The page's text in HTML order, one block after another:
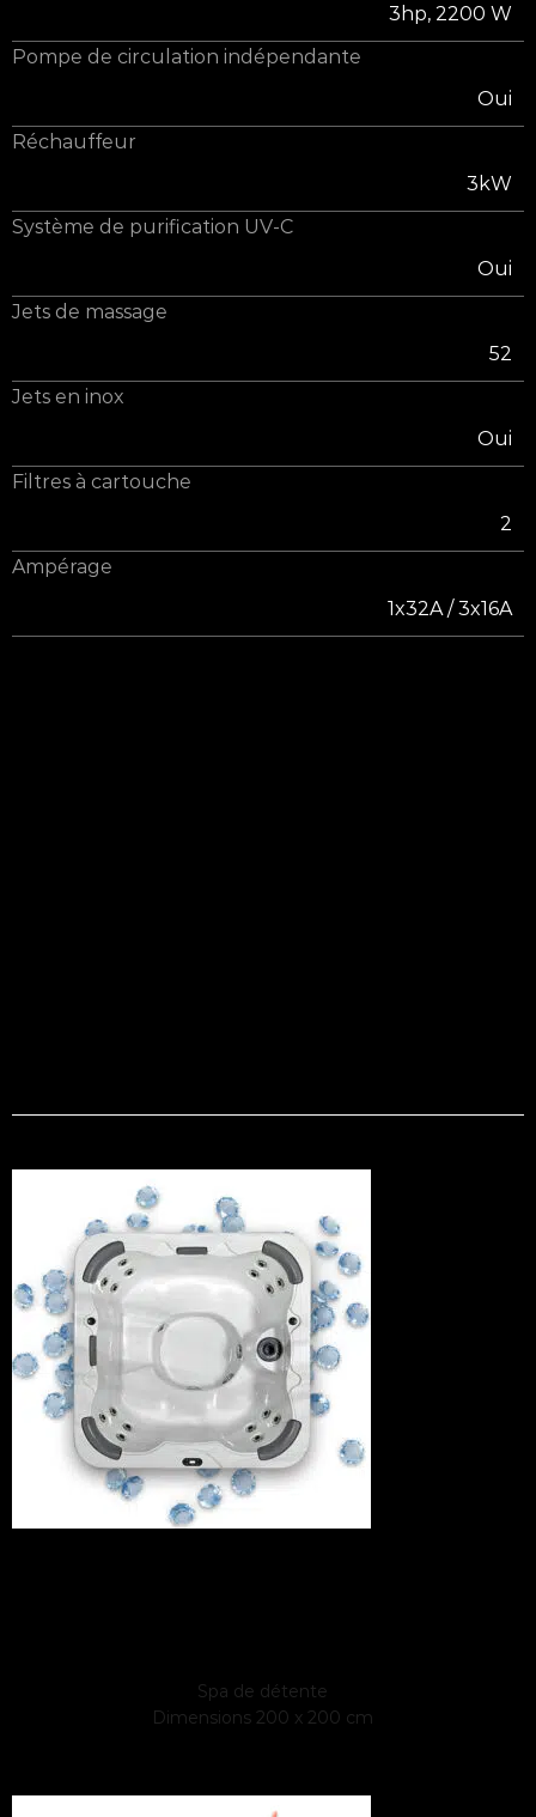
3hp, 2200 W
Pompe de circulation indépendante
Oui
Réchauffeur
3kW
Système de purification UV-C
Oui
Jets de massage
52
Jets en inox
Oui
Filtres à cartouche
2
Ampérage
1x32A / 3x16A
Spa de détente
Dimensions 200 x 200 cm